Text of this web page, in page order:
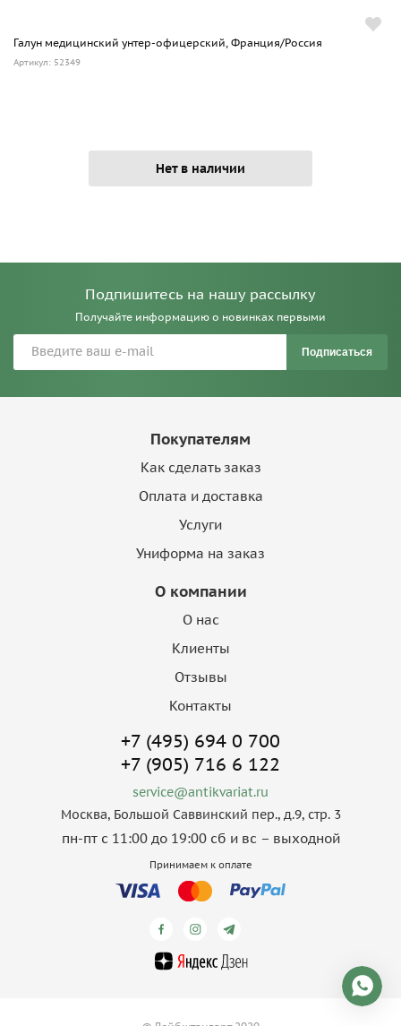
Галун медицинский унтер-офицерский, Франция/Россия
Артикул: 52349
Нет в наличии
Подпишитесь на нашу рассылку
Получайте информацию о новинках первыми
Подписаться
Покупателям
Как сделать заказ
Оплата и доставка
Услуги
Униформа на заказ
О компании
О нас
Клиенты
Отзывы
Контакты
+7 (495) 694 0 700
+7 (905) 716 6 122
service@antikvariat.ru
Москва, Большой Саввинский пер., д.9, стр. 3
пн-пт с 11:00 до 19:00 сб и вс – выходной
Принимаем к оплате